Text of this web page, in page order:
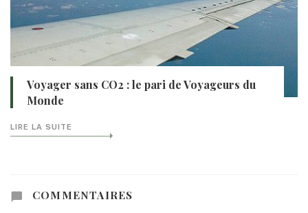
Voyager sans CO2 : le pari de Voyageurs du
Monde
LIRE LA SUITE
COMMENTAIRES